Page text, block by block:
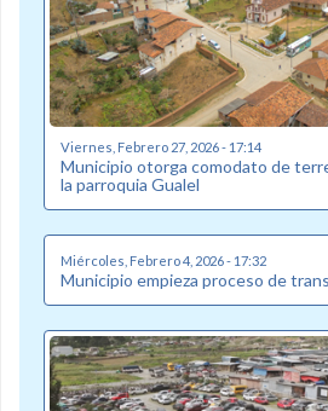
Viernes, Febrero 27, 2026 - 17:14
Municipio otorga comodato de
la parroquia Gualel
Miércoles, Febrero 4, 2026 - 17:32
Municipio empieza proceso de